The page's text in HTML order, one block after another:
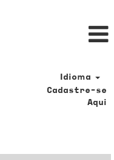
Idioma
Cadastre-se
Aqui